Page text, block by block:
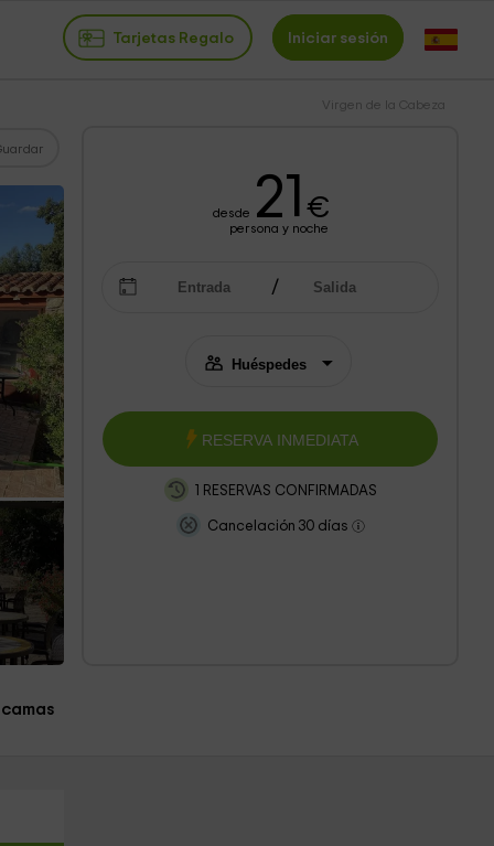
Tarjetas Regalo Iniciar sesión
Virgen de la Cabeza
desde 21 €
persona y noche
RESERVA INMEDIATA
1 RESERVAS CONFIRMADAS
Cancelación 30 días
camas